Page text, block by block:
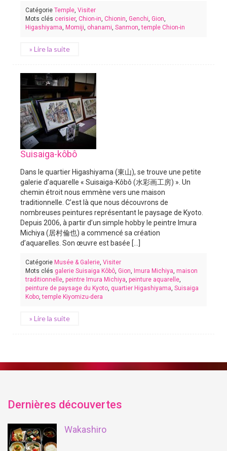
Catégorie Temple, Visiter
Mots clés cerisier, Chion-in, Chionin, Genchi, Gion,
Higashiyama, Momiji, ohanami, Sanmon,temple Chion-in
» Lire la suite
Suisaiga-kôbô
Dans le quartier Higashiyama (東山), se trouve une petite
galerie d’aquarelle « Suisaiga-Kôbô (水彩画工房) ». Un
chemin étroit nous emmène vers une maison
traditionnelle. C’est là que nous découvrons de
nombreuses peintures représentant le paysage de Kyoto.
Depuis 2006, à partir d’un simple hobby le peintre Imura
Michiya (居村倫也) a commencé sa création
d’aquarelles. Son œuvre est basée [...]
Catégorie Musée & Galerie, Visiter
Mots clés galerie Suisaiga Kôbô, Gion, Imura Michiya, maison
traditionnelle, peintre Imura Michiya, peinture aquarelle,
peinture de paysage du Kyoto, quartier Higashiyama, Suisaiga
Kobo,temple Kiyomizu-dera
» Lire la suite
Dernières découvertes
Wakashiro